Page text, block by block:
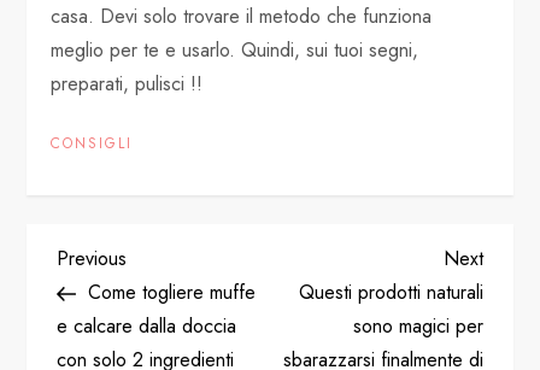
casa. Devi solo trovare il metodo che funziona
meglio per te e usarlo. Quindi, sui tuoi segni,
preparati, pulisci !!
CONSIGLI
P
o
Previous
Post
Previous
Come togliere muffe
e calcare dalla doccia
con solo 2 ingredienti
Next
Post
Next
Questi prodotti naturali
sono magici per
sbarazzarsi finalmente di